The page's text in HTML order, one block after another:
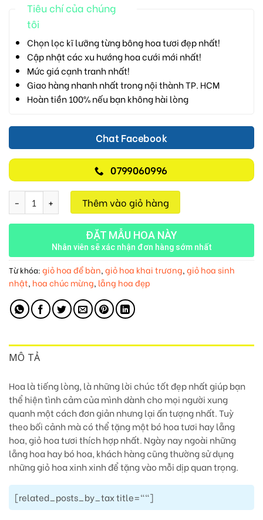
Tiêu chí của chúng
tôi
Chọn lọc kĩ lưỡng từng bông hoa tươi đẹp nhất!
Cập nhật các xu hướng hoa cưới mới nhất!
Mức giá cạnh tranh nhất!
Giao hàng nhanh nhất trong nội thành TP. HCM
Hoàn tiền 100% nếu bạn không hài lòng
Chat Facebook
0799060996
Lẵng Hoa Chúc Mừng M315 số lượng
Thêm vào giỏ hàng
ĐẶT MẪU HOA NÀY
Nhân viên sẽ xác nhận đơn hàng sớm nhất
Từ khóa: giỏ hoa để bàn, giỏ hoa khai trương, giỏ hoa sinh
nhật, hoa chúc mừng, lẵng hoa đẹp
MÔ TẢ
Hoa là tiếng lòng, là những lời chúc tốt đẹp nhất giúp bạn
thể hiện tình cảm của mình dành cho mọi người xung
quanh một cách đơn giản nhưng lại ấn tượng nhất. Tuỳ
theo bối cảnh mà có thể tặng một bó hoa tươi hay lẵng
hoa, giỏ hoa tươi thích hợp nhất. Ngày nay ngoài những
lẵng hoa hay bó hoa, khách hàng cũng thường sử dụng
những giỏ hoa xinh xinh để tặng vào mỗi dịp quan trọng.
[related_posts_by_tax title=""]